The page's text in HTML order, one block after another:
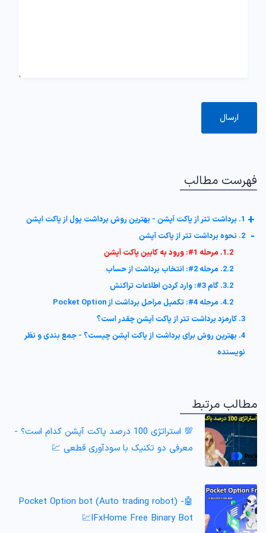
فهرست مطالب
1. برداشت تتر از پاکت آپشن - بهترین روش برداشت پول از پاکت اپشن +
2. نحوه برداشت تتر از پاکت آپشن -
1.2. مرحله 1#: ورود به کابین پاکت آپشن
2.2. مرحله 2#: انتخاب برداشت از حساب
3.2. گام 3#: وارد کردن اطلاعات تراکنش
4.2. مرحله 4#: تکمیل مراحل برداشت از Pocket Option
3. کارمزد برداشت تتر از پاکت آپشن چقدر است؟
4. بهترین روش برای برداشت از پاکت آپشن چیست؟ - جمع بندی و نظر
نویسنده
مطالب مرتبط
💯 استراتژی 100 درصد پاکت آپشن کدام است؟ -
معرفی دو تکنیک با سودآوری قطعی 💹
Pocket Option bot (Auto trading robot) -🤖
IFxHome Free Binary Bot💹